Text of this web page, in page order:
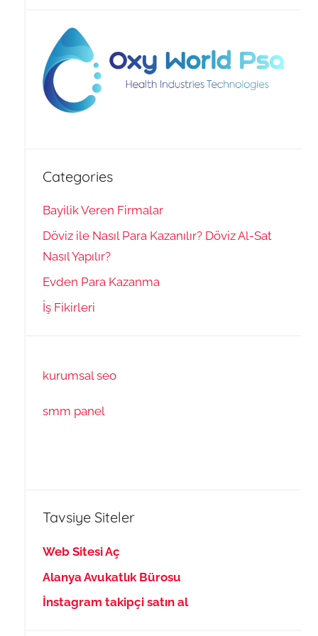
Categories
Bayilik Veren Firmalar
Döviz ile Nasıl Para Kazanılır? Döviz Al-Sat
Nasıl Yapılır?
Evden Para Kazanma
İş Fikirleri
kurumsal seo
smm panel
Tavsiye Siteler
Web Sitesi Aç
Alanya Avukatlık Bürosu
İnstagram takipçi satın al